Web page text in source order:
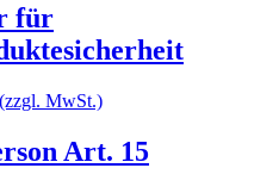
für
MwSt.)
Art. 15